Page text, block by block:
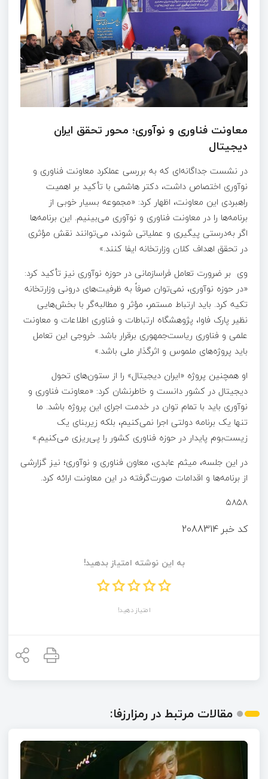
معاونت فناوری و نوآوری؛ محور تحقق ایران
دیجیتال
در نشست جداگانه‌ای که به بررسی عملکرد معاونت فناوری و
نوآوری اختصاص داشت، دکتر هاشمی با تأکید بر اهمیت
راهبردی این معاونت، اظهار کرد: «مجموعه بسیار خوبی از
برنامه‌ها را در معاونت فناوری و نوآوری می‌بینیم. این برنامه‌ها
اگر به‌درستی پیگیری و عملیاتی شوند، می‌توانند نقش مؤثری
در تحقق اهداف کلان وزارتخانه ایفا کنند.»
وی بر ضرورت تعامل فراسازمانی در حوزه نوآوری نیز تأکید کرد:
«در حوزه نوآوری، نمی‌توان صرفاً به ظرفیت‌های درونی وزارتخانه
تکیه کرد. باید ارتباط مستمر، مؤثر و مطالبه‌گر با بخش‌هایی
نظیر پارک فاوا، پژوهشگاه ارتباطات و فناوری اطلاعات و معاونت
علمی و فناوری ریاست‌جمهوری برقرار باشد. خروجی این تعامل
باید پروژه‌های ملموس و اثرگذار ملی باشد.»
او همچنین پروژه «ایران دیجیتال» را از ستون‌های تحول
دیجیتال در کشور دانست و خاطرنشان کرد: «معاونت فناوری و
نوآوری باید با تمام توان در خدمت اجرای این پروژه باشد. ما
تنها یک برنامه دولتی اجرا نمی‌کنیم، بلکه زیربنای یک
زیست‌بوم پایدار در حوزه فناوری کشور را پی‌ریزی می‌کنیم.»
در این جلسه، میثم عابدی، معاون فناوری و نوآوری؛ نیز گزارشی
از برنامه‌ها و اقدامات صورت‌گرفته در این معاونت ارائه کرد.
۵۸۵۸
کد خبر 2088314
به این نوشته امتیاز بدهید!
امتیاز دهید!
مقالات مرتبط در رمزارزفا: